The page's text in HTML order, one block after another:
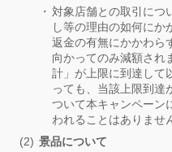
対象店舗との取引につ
し等の理由の如何にか
返金の有無にかかわら
向かってのみ減額され
計」が上限に到達して
っても、当該上限到達
ついて本キャンペーン
われることはありませ
景品について